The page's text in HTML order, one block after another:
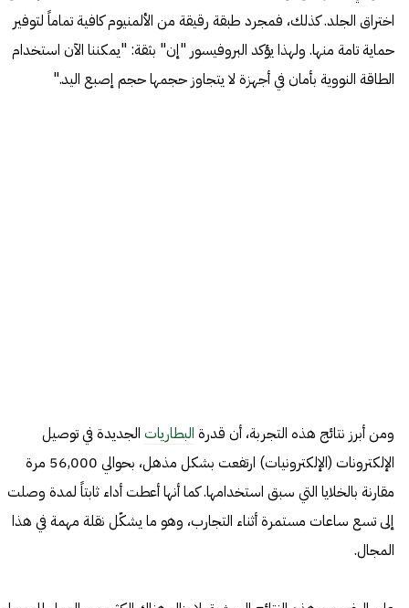
اختراق الجلد. كذلك، فمجرد طبقة رقيقة من الألمنيوم كافية تماماً لتوفير
حماية تامة منها. ولهذا يؤكد البروفيسور "إن" بثقة: "يمكننا الآن استخدام
الطاقة النووية بأمان في أجهزة لا يتجاوز حجمها حجم إصبع اليد."
ومن أبرز نتائج هذه التجربة، أن قدرة البطاريات الجديدة في توصيل
الإلكترونات (الإلكترونيات) ارتفعت بشكل مذهل، بحوالي 56,000 مرة
مقارنة بالخلايا التي سبق استخدامها. كما أنها أعطت أداء ثابتاً لمدة وصلت
إلى تسع ساعات مستمرة أثناء التجارب، وهو ما يشكّل نقلة مهمة في هذا
المجال.